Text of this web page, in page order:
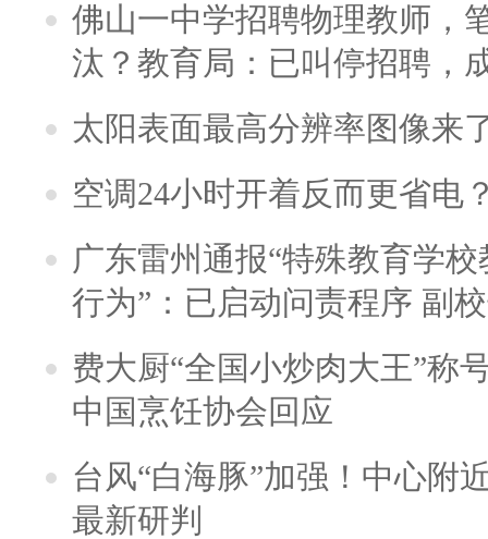
佛山一中学招聘物理教师，
汰？教育局：已叫停招聘，
太阳表面最高分辨率图像来
空调24小时开着反而更省电
广东雷州通报“特殊教育学
行为”：已启动问责程序 副
费大厨“全国小炒肉大王”称
中国烹饪协会回应
台风“白海豚”加强！中心附
最新研判